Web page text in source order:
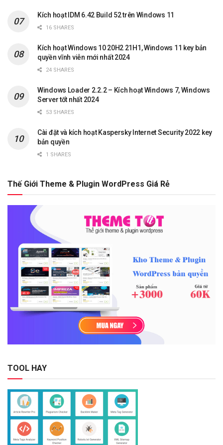
Kích hoạt IDM 6.42 Build 52 trên Windows 11
16 SHARES
Kích hoạt Windows 10 20H2 21H1, Windows 11 key bản
quyền vĩnh viễn mới nhất 2024
24 SHARES
Windows Loader 2.2.2 – Kích hoạt Windows 7, Windows
Server tốt nhất 2024
53 SHARES
Cài đặt và kích hoạt Kaspersky Internet Security 2022 key
bản quyền
1 SHARES
Thế Giới Theme & Plugin WordPress Giá Rẻ
TOOL HAY